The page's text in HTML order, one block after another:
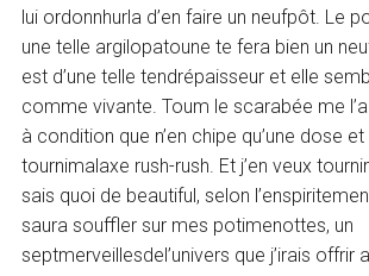
lui ordonnhurla d’en faire un neufpôt. Le
une telle argilopatoune te fera bien un
est d’une telle tendrépaisseur et elle
comme vivante. Toum le scarabée me
à condition que n’en chipe qu’une dose
tournimalaxe rush-rush. Et j’en veux
sais quoi de beautiful, selon
saura souffler sur mes potimenottes, un
septmerveillesdel’univers que j’irais offrir